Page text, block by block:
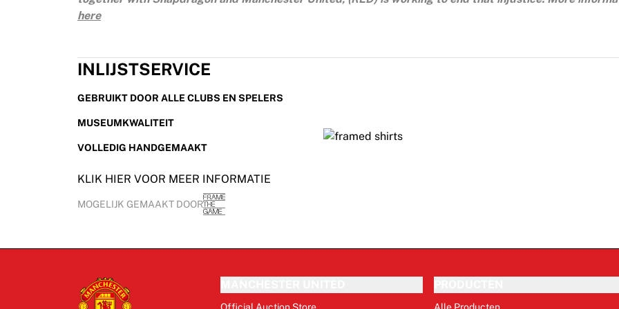
here
INLIJSTSERVICE
GEBRUIKT DOOR ALLE CLUBS EN SPELERS
MUSEUMKWALITEIT
VOLLEDIG HANDGEMAAKT
KLIK HIER VOOR MEER INFORMATIE
MOGELIJK GEMAAKT DOOR